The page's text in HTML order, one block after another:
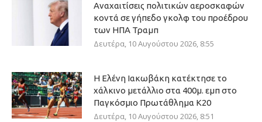
Αναχαιτίσεις πολιτικών αεροσκαφών
κοντά σε γήπεδο γκολφ του προέδρου
των ΗΠΑ Τραμπ
Δευτέρα, 10 Αυγούστου 2026, 8:55
Η Ελένη Ιακωβάκη κατέκτησε το
χάλκινο μετάλλιο στα 400μ. εμπ στο
Παγκόσμιο Πρωτάθλημα Κ20
Δευτέρα, 10 Αυγούστου 2026, 8:51